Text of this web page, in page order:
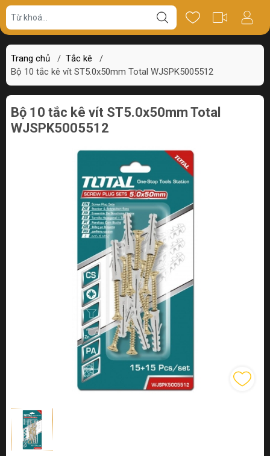
Trang chủ / Tắc kê
/
Bộ 10 tắc kê vít ST5.0x50mm Total WJSPK5005512
Giá bán Thông số Review
Bộ 10 tắc kê vít ST5.0x50mm Total
WJSPK5005512